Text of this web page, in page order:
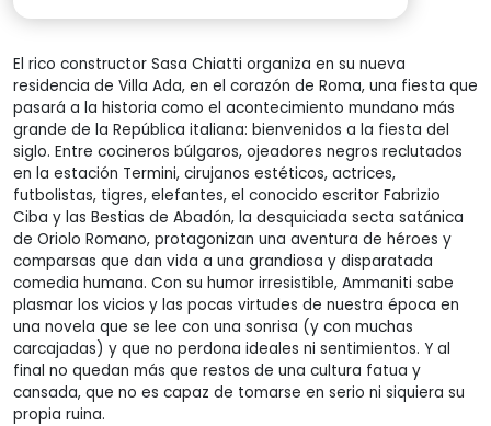
El rico constructor Sasa Chiatti organiza en su nueva
residencia de Villa Ada, en el corazón de Roma, una fiesta que
pasará a la historia como el acontecimiento mundano más
grande de la República italiana: bienvenidos a la fiesta del
siglo. Entre cocineros búlgaros, ojeadores negros reclutados
en la estación Termini, cirujanos estéticos, actrices,
futbolistas, tigres, elefantes, el conocido escritor Fabrizio
Ciba y las Bestias de Abadón, la desquiciada secta satánica
de Oriolo Romano, protagonizan una aventura de héroes y
comparsas que dan vida a una grandiosa y disparatada
comedia humana. Con su humor irresistible, Ammaniti sabe
plasmar los vicios y las pocas virtudes de nuestra época en
una novela que se lee con una sonrisa (y con muchas
carcajadas) y que no perdona ideales ni sentimientos. Y al
final no quedan más que restos de una cultura fatua y
cansada, que no es capaz de tomarse en serio ni siquiera su
propia ruina.